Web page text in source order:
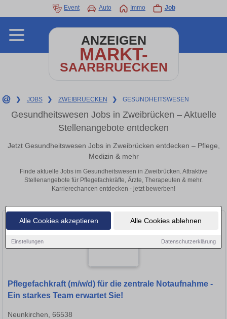
Alle Cookies akzeptieren Alle Cookies ablehnen
Einstellungen Datenschutzerklärung
Event Auto Immo Job
ANZEIGEN
MARKT-
SAARBRUECKEN
❯ JOBS ❯ ZWEIBRUECKEN ❯ GESUNDHEITSWESEN
Gesundheitswesen Jobs in Zweibrücken – Aktuelle
Stellenangebote entdecken
Jetzt Gesundheitswesen Jobs in Zweibrücken entdecken – Pflege,
Medizin & mehr
Finde aktuelle Jobs im Gesundheitswesen in Zweibrücken. Attraktive
Stellenangebote für Pflegefachkräfte, Ärzte, Therapeuten & mehr.
Karrierechancen entdecken - jetzt bewerben!
Pflegefachkraft (m/w/d) für die zentrale Notaufnahme -
Ein starkes Team erwartet Sie!
Neunkirchen, 66538